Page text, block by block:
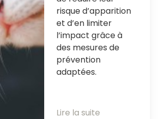
risque d’apparition
et d’en limiter
l’impact grâce à
des mesures de
prévention
adaptées.
Lire la suite